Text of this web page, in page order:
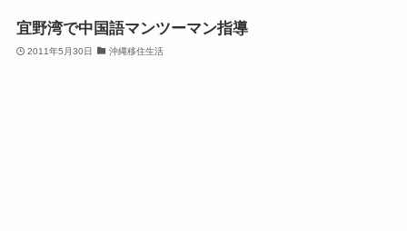
宜野湾で中国語マンツーマン指導
2011年5月30日 沖縄移住生活